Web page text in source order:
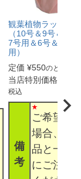
観葉植物ラッピン
（10号＆9号＆8号
7号用＆6号＆5号
用）
定価 ¥550のところ
当店特別価格
税込
備
考
ご希望の
場合、商
品と一緒
にご注文